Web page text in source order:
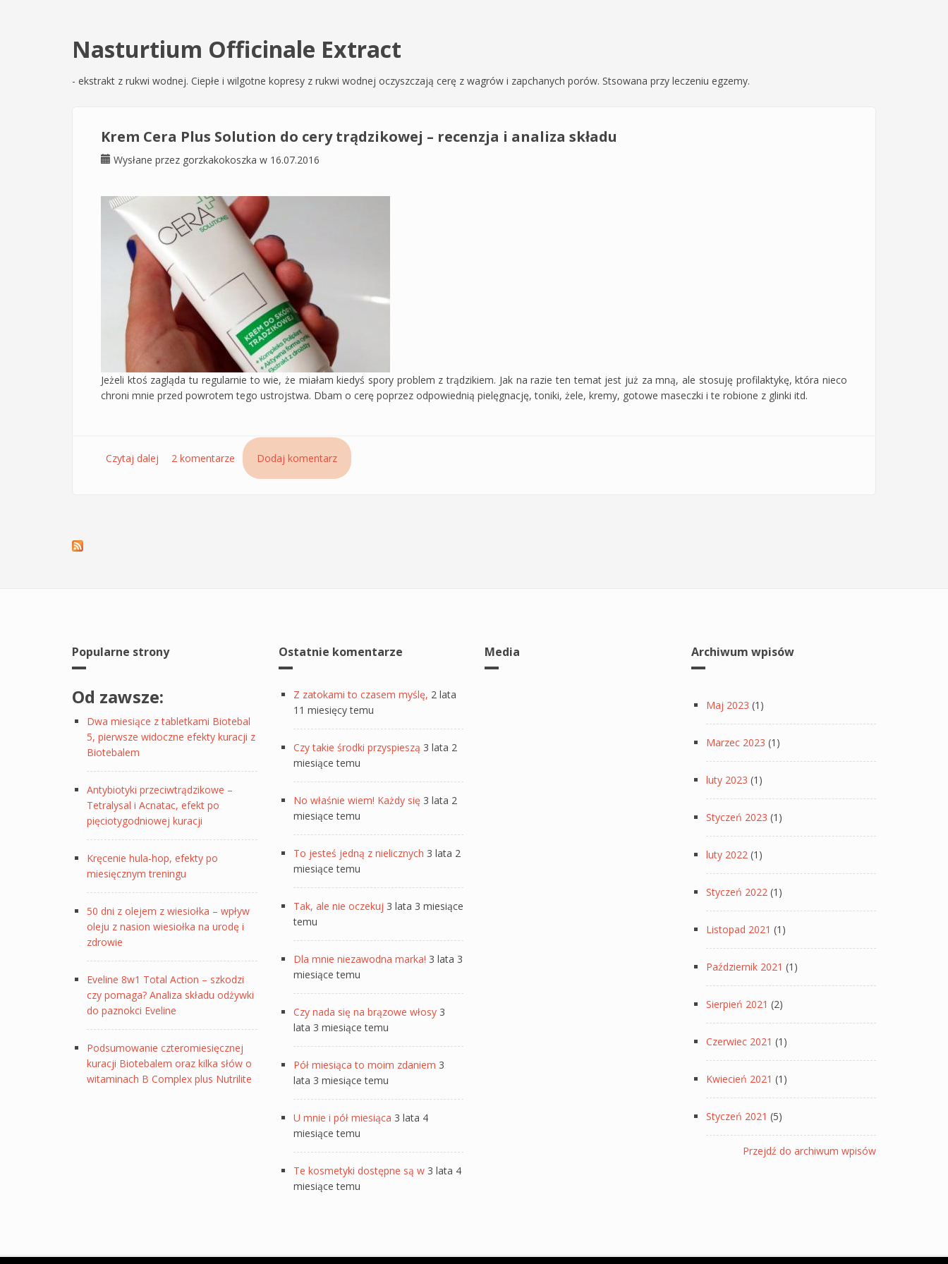
Nasturtium Officinale Extract
- ekstrakt z rukwi wodnej. Ciepłe i wilgotne kopresy z rukwi wodnej oczyszczają cerę z wagrów i zapchanych porów. Stsowana przy leczeniu egzemy.
Krem Cera Plus Solution do cery trądzikowej – recenzja i analiza składu
Wysłane przez gorzkakokoszka w 16.07.2016
Jeżeli ktoś zagląda tu regularnie to wie, że miałam kiedyś spory problem z trądzikiem. Jak na razie ten temat jest już za mną, ale stosuję profilaktykę, która nieco
chroni mnie przed powrotem tego ustrojstwa. Dbam o cerę poprzez odpowiednią pielęgnację, toniki, żele, kremy, gotowe maseczki i te robione z glinki itd.
Czytaj dalej wpis Krem Cera Plus Solution do cery trądzikowej – recenzja i analiza składu
2 komentarze Dodaj komentarz
Popularne strony
Od zawsze:
Dwa miesiące z tabletkami Biotebal
5, pierwsze widoczne efekty kuracji z
Biotebalem
Antybiotyki przeciwtrądzikowe –
Tetralysal i Acnatac, efekt po
pięciotygodniowej kuracji
Kręcenie hula-hop, efekty po
miesięcznym treningu
50 dni z olejem z wiesiołka – wpływ
oleju z nasion wiesiołka na urodę i
zdrowie
Eveline 8w1 Total Action – szkodzi
czy pomaga? Analiza składu odżywki
do paznokci Eveline
Podsumowanie czteromiesięcznej
kuracji Biotebalem oraz kilka słów o
witaminach B Complex plus Nutrilite
Ostatnie komentarze
Z zatokami to czasem myślę, 2 lata
11 miesięcy temu
Czy takie środki przyspieszą 3 lata 2
miesiące temu
No właśnie wiem! Każdy się 3 lata 2
miesiące temu
To jesteś jedną z nielicznych 3 lata 2
miesiące temu
Tak, ale nie oczekuj 3 lata 3 miesiące
temu
Dla mnie niezawodna marka! 3 lata 3
miesiące temu
Czy nada się na brązowe włosy 3
lata 3 miesiące temu
Pół miesiąca to moim zdaniem 3
lata 3 miesiące temu
U mnie i pół miesiąca 3 lata 4
miesiące temu
Te kosmetyki dostępne są w 3 lata 4
miesiące temu
Media Archiwum wpisów
Maj 2023 (1)
Marzec 2023 (1)
luty 2023 (1)
Styczeń 2023 (1)
luty 2022(1)
Styczeń 2022(1)
Listopad 2021 (1)
Październik 2021 (1)
Sierpień 2021 (2)
Czerwiec 2021 (1)
Kwiecień 2021 (1)
Styczeń 2021 (5)
Przejdź do archiwum wpisów